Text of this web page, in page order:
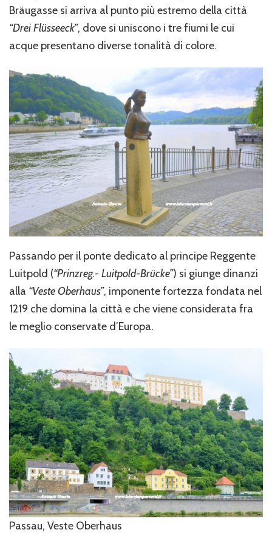
Bräugasse si arriva al punto più estremo della città
“Drei Flüsseeck”, dove si uniscono i tre fiumi le cui
acque presentano diverse tonalità di colore.
Passando per il ponte dedicato al principe Reggente
Luitpold (“Prinzreg.- Luitpold-Brücke”) si giunge dinanzi
alla “Veste Oberhaus”, imponente fortezza fondata nel
1219 che domina la città e che viene considerata fra
le meglio conservate d’Europa.
Passau, Veste Oberhaus